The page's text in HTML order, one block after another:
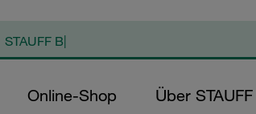
Online-Shop Über STAUFF